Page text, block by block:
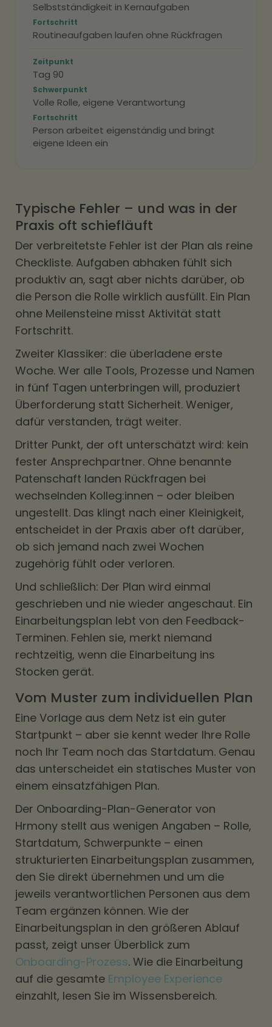
Selbstständigkeit in Kernaufgaben
Fortschritt
Routineaufgaben laufen ohne Rückfragen
Zeitpunkt
Tag 90
Schwerpunkt
Volle Rolle, eigene Verantwortung
Fortschritt
Person arbeitet eigenständig und bringt
eigene Ideen ein
Typische Fehler – und was in der
Praxis oft schiefläuft
Der verbreitetste Fehler ist der Plan als reine
Checkliste. Aufgaben abhaken fühlt sich
produktiv an, sagt aber nichts darüber, ob
die Person die Rolle wirklich ausfüllt. Ein Plan
ohne Meilensteine misst Aktivität statt
Fortschritt.
Zweiter Klassiker: die überladene erste
Woche. Wer alle Tools, Prozesse und Namen
in fünf Tagen unterbringen will, produziert
Überforderung statt Sicherheit. Weniger,
dafür verstanden, trägt weiter.
Dritter Punkt, der oft unterschätzt wird: kein
fester Ansprechpartner. Ohne benannte
Patenschaft landen Rückfragen bei
wechselnden Kolleg:innen – oder bleiben
ungestellt. Das klingt nach einer Kleinigkeit,
entscheidet in der Praxis aber oft darüber,
ob sich jemand nach zwei Wochen
zugehörig fühlt oder verloren.
Und schließlich: Der Plan wird einmal
geschrieben und nie wieder angeschaut. Ein
Einarbeitungsplan lebt von den Feedback-
Terminen. Fehlen sie, merkt niemand
rechtzeitig, wenn die Einarbeitung ins
Stocken gerät.
Vom Muster zum individuellen Plan
Eine Vorlage aus dem Netz ist ein guter
Startpunkt – aber sie kennt weder Ihre Rolle
noch Ihr Team noch das Startdatum. Genau
das unterscheidet ein statisches Muster von
einem einsatzfähigen Plan.
Der Onboarding-Plan-Generator von
Hrmony stellt aus wenigen Angaben – Rolle,
Startdatum, Schwerpunkte – einen
strukturierten Einarbeitungsplan zusammen,
den Sie direkt übernehmen und um die
jeweils verantwortlichen Personen aus dem
Team ergänzen können. Wie der
Einarbeitungsplan in den größeren Ablauf
passt, zeigt unser Überblick zum
Onboarding-Prozess. Wie die Einarbeitung
auf die gesamte Employee Experience
einzahlt, lesen Sie im Wissensbereich.